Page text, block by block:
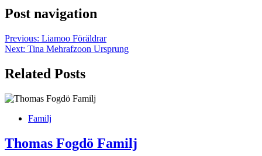
Post navigation
Previous: Liamoo Föräldrar
Next: Tina Mehrafzoon Ursprung
Related Posts
Familj
Thomas Fogdö Familj